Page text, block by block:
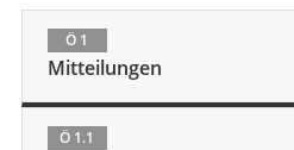
Ö 1
Mitteilungen
Ö 1.1